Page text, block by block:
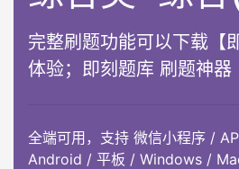
完整刷题功能可以下载【
体验；即刻题库 刷题神器
全端可用，支持 微信小程序 /
Android / 平板 / Windows /